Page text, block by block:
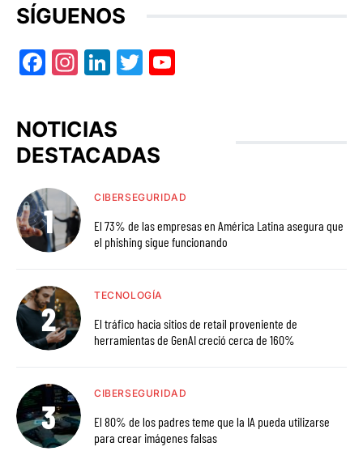
SÍGUENOS
Facebook
Instagram
LinkedIn
Twitter
NOTICIAS
DESTACADAS
CIBERSEGURIDAD
El 73% de las empresas en América Latina asegura que
el phishing sigue funcionando
TECNOLOGÍA
El tráfico hacia sitios de retail proveniente de
herramientas de GenAI creció cerca de 160%
CIBERSEGURIDAD
El 80% de los padres teme que la IA pueda utilizarse
para crear imágenes falsas